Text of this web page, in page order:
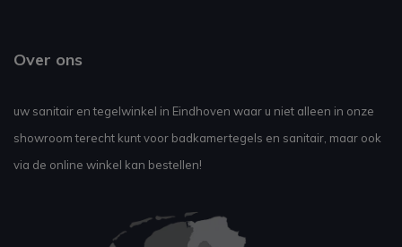
Over ons
uw sanitair en tegelwinkel in Eindhoven waar u niet alleen in onze
showroom terecht kunt voor badkamertegels en sanitair, maar ook
via de online winkel kan bestellen!